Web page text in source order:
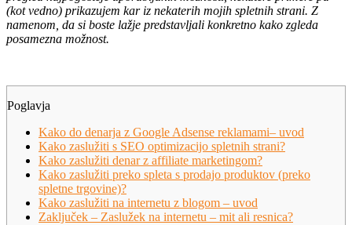
(kot vedno) prikazujem kar iz nekaterih mojih spletnih strani. Z
namenom, da si boste lažje predstavljali konkretno kako zgleda
posamezna možnost.
Poglavja
Kako do denarja z Google Adsense reklamami– uvod
Kako zaslužiti s SEO optimizacijo spletnih strani?
Kako zaslužiti denar z affiliate marketingom?
Kako zaslužiti preko spleta s prodajo produktov (preko
spletne trgovine)?
Kako zaslužiti na internetu z blogom – uvod
Zaključek – Zaslužek na internetu – mit ali resnica?